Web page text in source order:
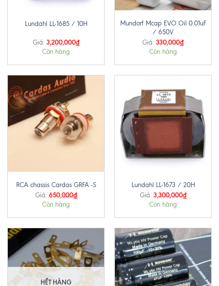
Lundahl LL-1685 / 10H
Giá: 3,200,000₫
Còn hàng
Mundorf Mcap EVO Oil 0.01uF
/ 650V
Giá: 330,000₫
Còn hàng
RCA chassis Cardas GRFA -S
Giá: 650,000₫
Còn hàng
Lundahl LL-1673 / 20H
Giá: 3,300,000₫
Còn hàng
HẾT HÀNG